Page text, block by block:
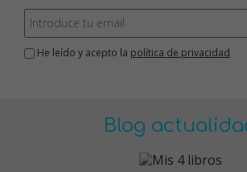
He leído y acepto la política de privacidad
Blog